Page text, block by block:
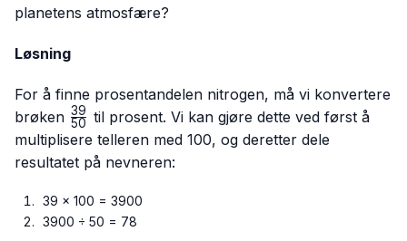
planetens atmosfære?
Løsning
For å finne prosentandelen nitrogen, må vi konvertere
brøken \frac{39}
{50}
50
39 til prosent. Vi kan gjøre dette ved først å
multiplisere telleren med 100, og deretter dele
resultatet på nevneren:
39 × 100 = 3900
3900 ÷ 50 = 78